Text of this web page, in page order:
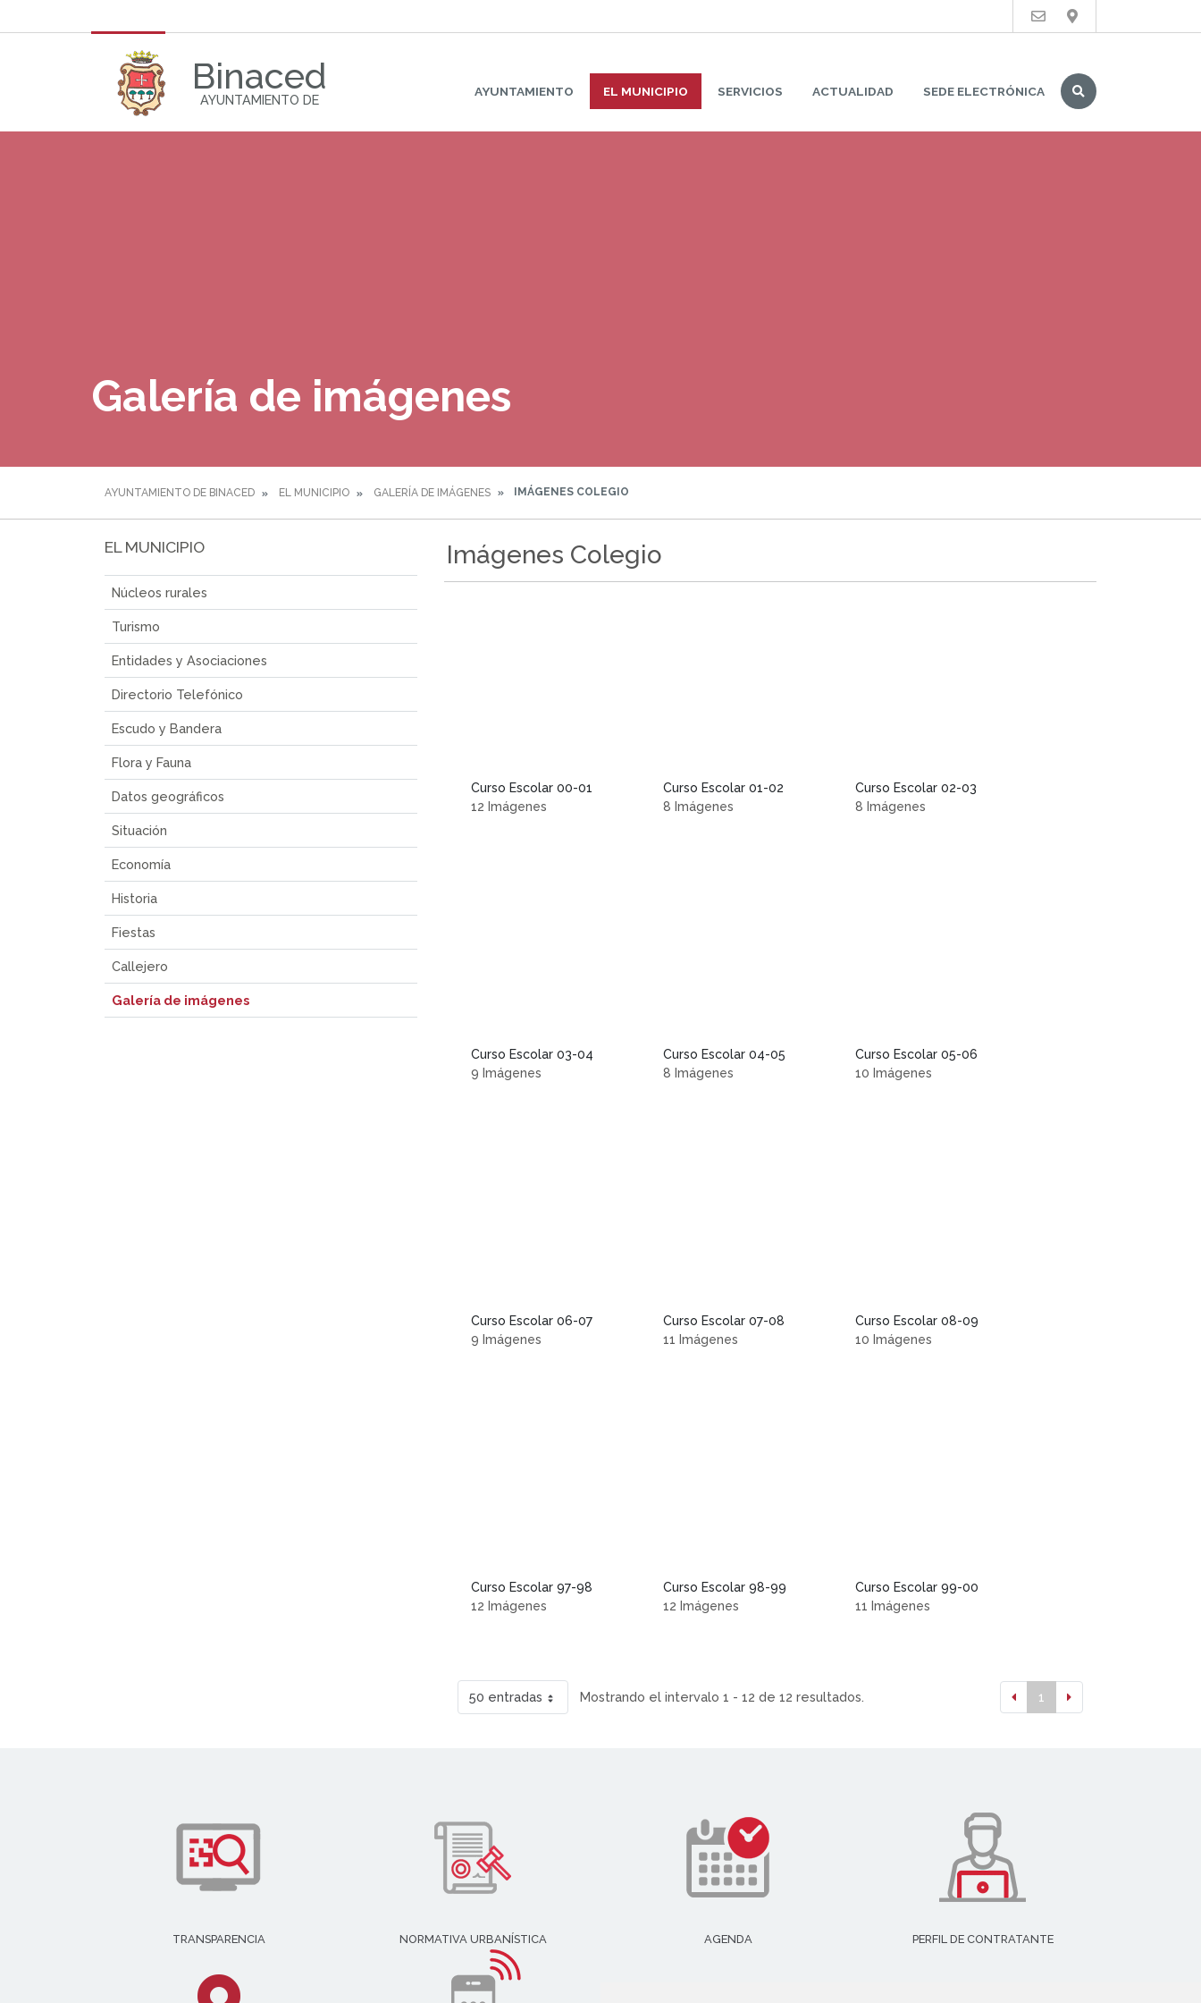
Binaced
AYUNTAMIENTO DE
AYUNTAMIENTO EL MUNICIPIO SERVICIOS ACTUALIDAD SEDE ELECTRÓNICA
Buscar
Galería de imágenes
AYUNTAMIENTO DE BINACED EL MUNICIPIO GALERÍA DE IMÁGENES IMÁGENES COLEGIO
EL MUNICIPIO
Núcleos rurales
Turismo
Entidades y Asociaciones
Directorio Telefónico
Escudo y Bandera
Flora y Fauna
Datos geográficos
Situación
Economía
Historia
Fiestas
Callejero
Galería de imágenes
Imágenes Colegio
Curso Escolar 00-01
12 Imágenes
Curso Escolar 01-02
8 Imágenes
Curso Escolar 02-03
8 Imágenes
Curso Escolar 03-04
9 Imágenes
Curso Escolar 04-05
8 Imágenes
Curso Escolar 05-06
10 Imágenes
Curso Escolar 06-07
9 Imágenes
Curso Escolar 07-08
11 Imágenes
Curso Escolar 08-09
10 Imágenes
Curso Escolar 97-98
12 Imágenes
Curso Escolar 98-99
12 Imágenes
Curso Escolar 99-00
11 Imágenes
50 entradas Mostrando el intervalo 1 - 12 de 12 resultados. 1
TRANSPARENCIA NORMATIVA URBANÍSTICA AGENDA PERFIL DE CONTRATANTE